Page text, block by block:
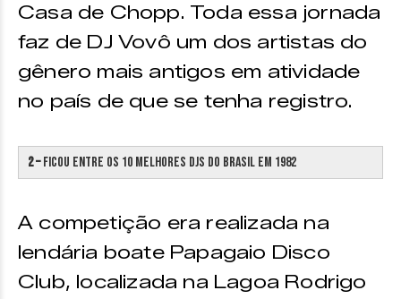
Casa de Chopp. Toda essa jornada
faz de DJ Vovô um dos artistas do
gênero mais antigos em atividade
no país de que se tenha registro.
2 –Ficou entre os 10 melhores djs do Brasil em 1982
A competição era realizada na
lendária boate Papagaio Disco
Club, localizada na Lagoa Rodrigo